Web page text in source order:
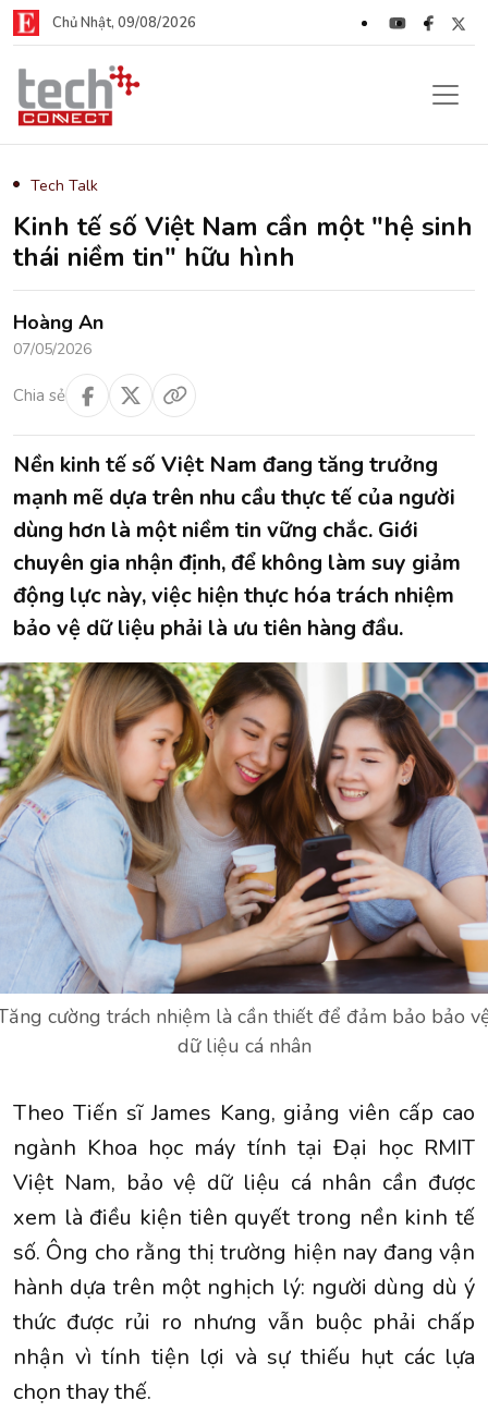
Chủ Nhật, 09/08/2026
Tech Talk
Kinh tế số Việt Nam cần một "hệ sinh
thái niềm tin" hữu hình
Hoàng An
07/05/2026
Chia sẻ
Nền kinh tế số Việt Nam đang tăng trưởng
mạnh mẽ dựa trên nhu cầu thực tế của người
dùng hơn là một niềm tin vững chắc. Giới
chuyên gia nhận định, để không làm suy giảm
động lực này, việc hiện thực hóa trách nhiệm
bảo vệ dữ liệu phải là ưu tiên hàng đầu.
cường trách nhiệm là cần thiết để đảm bảo bảo
dữ liệu cá nhân
Theo Tiến sĩ James Kang, giảng viên cấp cao
ngành Khoa học máy tính tại Đại học RMIT
Việt Nam, bảo vệ dữ liệu cá nhân cần được
xem là điều kiện tiên quyết trong nền kinh tế
số. Ông cho rằng thị trường hiện nay đang vận
hành dựa trên một nghịch lý: người dùng dù ý
thức được rủi ro nhưng vẫn buộc phải chấp
nhận vì tính tiện lợi và sự thiếu hụt các lựa
chọn thay thế.